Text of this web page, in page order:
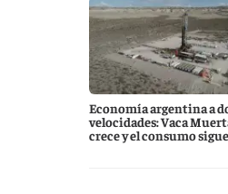
Economía argentina a
velocidades: Vaca
crece y el consumo